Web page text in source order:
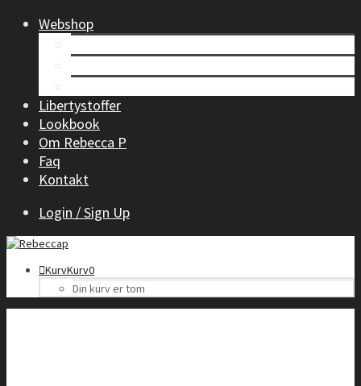
Webshop
Libertystoffer
Lookbook
Om Rebecca P
Faq
Kontakt
Login / Sign Up
KurvKurv0
Din kurv er tom